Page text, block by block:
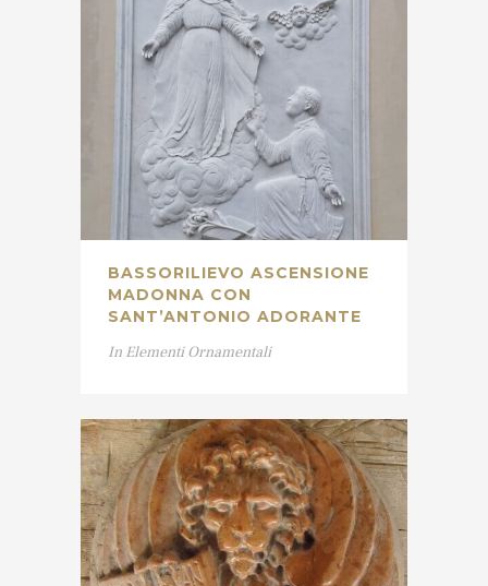
BASSORILIEVO ASCENSIONE
MADONNA CON
SANT’ANTONIO ADORANTE
In Elementi Ornamentali